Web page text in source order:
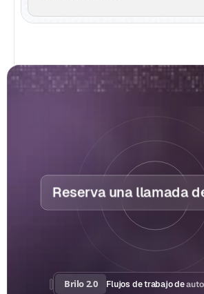
Brilo 2.0 Flujos de trabajo de
Reserva una llamada